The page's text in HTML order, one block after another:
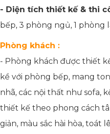
- Diện tích thiết kế & thi
bếp, 3 phòng ngủ, 1 phòng
Phòng khách :
- Phòng khách được thiết
kề với phòng bếp, mang
nhã, các nội thất như sofa,
thiết kế theo phong cách
giản, màu sắc hài hòa, toát